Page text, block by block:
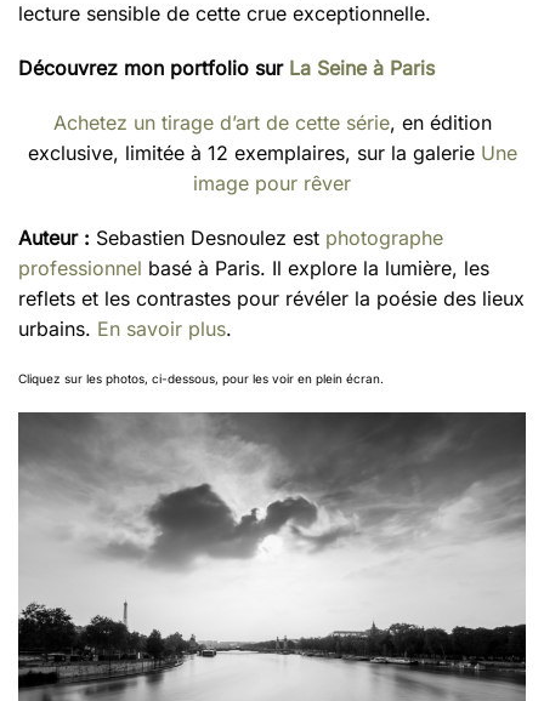
lecture sensible de cette crue exceptionnelle.
Découvrez mon portfolio sur La Seine à Paris
Achetez un tirage d’art de cette série, en édition
exclusive, limitée à 12 exemplaires, sur la galerie Une
image pour rêver
Auteur : Sebastien Desnoulez est photographe
professionnel basé à Paris. Il explore la lumière, les
reflets et les contrastes pour révéler la poésie des lieux
urbains. En savoir plus.
Cliquez sur les photos, ci-dessous, pour les voir en plein écran.